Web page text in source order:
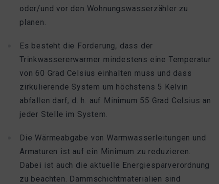
oder/und vor den Wohnungswasserzähler zu
planen.
Es besteht die Forderung, dass der
Trinkwassererwarmer mindestens eine Temperatur
von 60 Grad Celsius einhalten muss und dass
zirkulierende System um höchstens 5 Kelvin
abfallen darf, d. h. auf Minimum 55 Grad Celsius an
jeder Stelle im System.
Die Wärmeabgabe von Warmwasserleitungen und
Armaturen ist auf ein Minimum zu reduzieren.
Dabei ist auch die aktuelle Energiesparverordnung
zu beachten. Dammschichtmaterialien sind